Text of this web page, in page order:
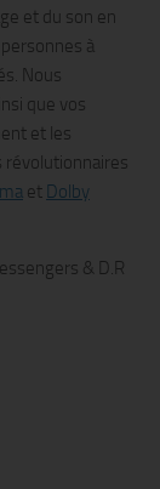
et du son en
à
Nous
que vos
et les
révolutionnaires
et Dolby
& D.R